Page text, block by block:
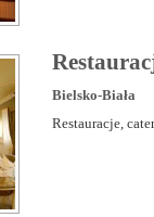
Bielsko-Biała
Restauracje,